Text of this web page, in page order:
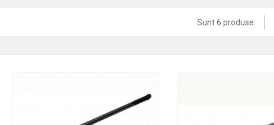
Sunt 6 produse.